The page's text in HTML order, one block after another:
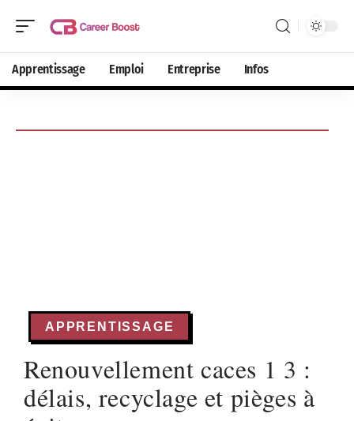
Apprentissage Emploi Entreprise Infos
APPRENTISSAGE
Renouvellement caces 1 3 :
délais, recyclage et pièges à